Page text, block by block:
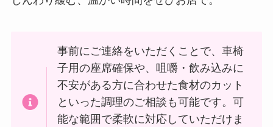
事前にご連絡をいただくことで、車椅
子用の座席確保や、咀嚼・飲み込みに
不安がある方に合わせた食材のカット
といった調理のご相談も可能です。可
能な範囲で柔軟に対応していただけま